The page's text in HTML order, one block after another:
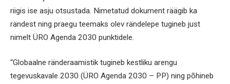
riigis ise asju otsustada. Nimetatud dokument räägib ka
rändest ning praegu teemaks olev rändelepe tugineb just
nimelt ÜRO Agenda 2030 punktidele.
“Globaalne ränderaamistik tugineb kestliku arengu
tegevuskavale 2030 (ÜRO Agenda 2030 – PP) ning põhineb